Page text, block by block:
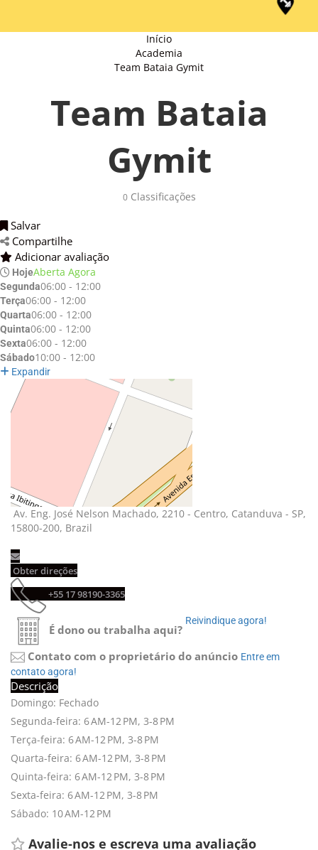
Início
Academia
Team Bataia Gymit
Team Bataia
Gymit
0Classificações
Salvar
Compartilhe
Adicionar avaliação
HojeAberta Agora
Segunda06:00 - 12:00
Terça06:00 - 12:00
Quarta06:00 - 12:00
Quinta06:00 - 12:00
Sexta06:00 - 12:00
Sábado10:00 - 12:00
Expandir
Av. Eng. José Nelson Machado, 2210 - Centro, Catanduva - SP,
15800-200, Brazil
Obter direções
+55 17 98190-3365
É dono ou trabalha aqui?
Reivindique agora!
Contato com o proprietário do anúncio Entre em
contato agora!
Descrição
Domingo: Fechado
Segunda-feira: 6 AM-12 PM, 3-8 PM
Terça-feira: 6 AM-12 PM, 3-8 PM
Quarta-feira: 6 AM-12 PM, 3-8 PM
Quinta-feira: 6 AM-12 PM, 3-8 PM
Sexta-feira: 6 AM-12 PM, 3-8 PM
Sábado: 10 AM-12 PM
Avalie-nos e escreva uma avaliação